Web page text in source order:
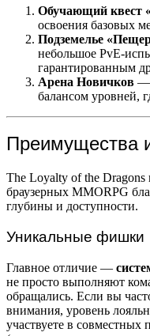
Обучающий квест
освоения базовых
Подземелье
небольшое PvE-
гарантированным
Арена Новичков —
балансом уровней,
Преимущества
The Loyalty of the Dragons
браузерных MMORPG
глубины и доступности.
Уникальные фишки
Главное отличие —
не просто выполняют
обращались. Если вы
внимания, уровень
участвуете в